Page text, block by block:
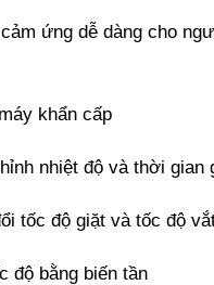
ứng dễ dàng cho
khẩn cấp
nhiệt độ và thời gian
tốc độ giặt và tốc độ
độ bằng biến tần